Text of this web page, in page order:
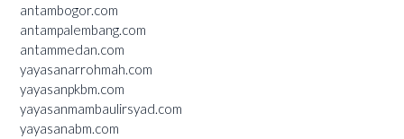
antambogor.com
antampalembang.com
antammedan.com
yayasanarrohmah.com
yayasanpkbm.com
yayasanmambaulirsyad.com
yayasanabm.com